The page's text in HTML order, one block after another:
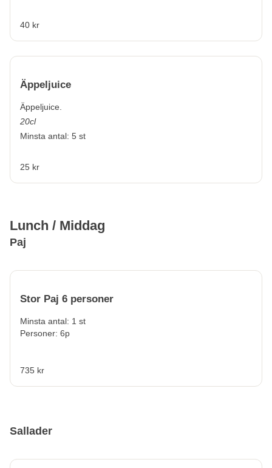
40 kr
Äppeljuice
Äppeljuice.
20cl
Minsta antal: 5 st
25 kr
Lunch / Middag
Paj
Stor Paj 6 personer
Minsta antal: 1 st
Personer: 6p
735 kr
Sallader